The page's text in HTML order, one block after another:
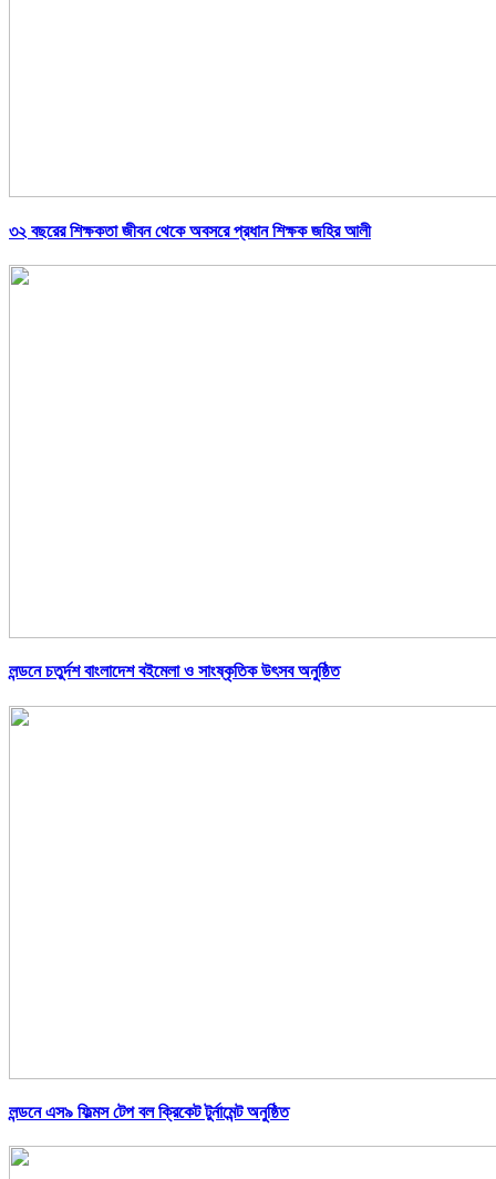
৩২ বছরের শিক্ষকতা জীবন থেকে অবসরে প্রধান শিক্ষক জহির আলী
লন্ডনে চতুর্দশ বাংলাদেশ বইমেলা ও সাংষ্কৃতিক উৎসব অনুষ্ঠিত
লন্ডনে এস৯ ফিল্মস টেপ বল ক্রিকেট টুর্নামেন্ট অনুষ্ঠিত